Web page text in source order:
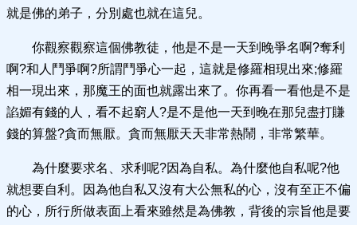
就是佛的弟子，分別處也就在這兒。
你觀察觀察這個佛教徒，他是不是一天到晚爭名啊?奪利
啊?和人鬥爭啊?所謂鬥爭心一起，這就是修羅相現出來;修羅
相一現出來，那魔王的面也就露出來了。你再看一看他是不是
諂媚有錢的人，看不起窮人?是不是他一天到晚在那兒盡打賺
錢的算盤?貪而無厭。貪而無厭天天非常熱鬧，非常繁華。
為什麼要求名、求利呢?因為自私。為什麼他自私呢?他
就想要自利。因為他自私又沒有大公無私的心，沒有至正不偏
的心，所行所做表面上看來雖然是為佛教，背後的宗旨他是要